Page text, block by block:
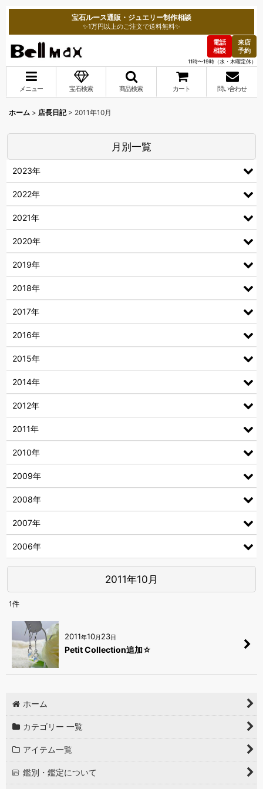
宝石ルース通販・ジュエリー制作相談
✨1万円以上のご注文で送料無料✨
電話
相談
来店
予約
11時〜19時（水・木曜定休）
メニュー 宝石検索 商品検索 カート 問い合わせ
ホーム > 店長日記 > 2011年10月
2011年10月
1件
2011年10月 23日
Petit Collection追加☆
月別一覧
2023年
2022年
2021年
2020年
2019年
2018年
2017年
2016年
2015年
2014年
2012年
2011年
2010年
2009年
2008年
2007年
2006年
ホーム
カテゴリー 一覧
アイテム一覧
鑑別・鑑定について